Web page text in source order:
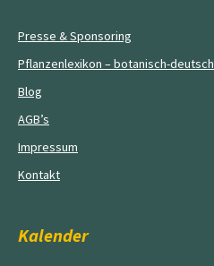
Presse & Sponsoring
Pflanzenlexikon – botanisch-deutsch
Blog
AGB’s
Impressum
Kontakt
Kalender